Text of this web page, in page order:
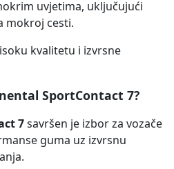
uvjetima, uključujući
mokroj cesti.
kvalitetu i izvrsne
SportContact 7?
7savršen je izbor za vozače
guma uz izvrsnu